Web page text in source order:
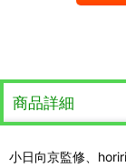
商品詳細
小日向京監修、